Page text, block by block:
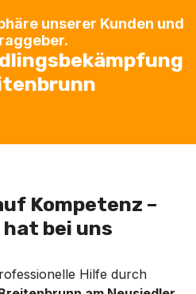
unserer Kunden und
Kompetenz –
bei uns
Hilfe durch